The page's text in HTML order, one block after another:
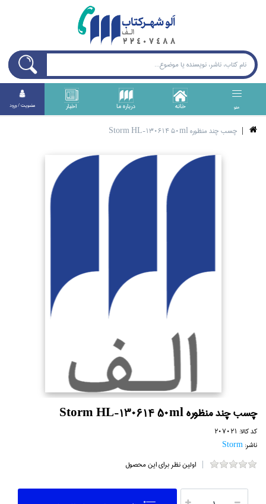
منو خانه درباره ما اخبار عضويت / ورود
چسب چند منظوره Storm HL-130614 50ml
چسب چند منظوره Storm HL-130614 50ml
کد کالا: 207021
ناشر:Storm
اولین نظر برای این محصول